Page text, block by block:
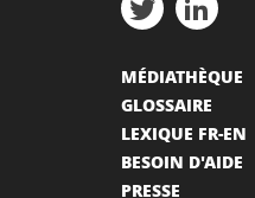
MÉDIATHÈQUE
GLOSSAIRE
LEXIQUE FR-EN
BESOIN D'AIDE
PRESSE